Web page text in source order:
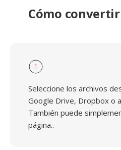
Cómo convertir
1
Seleccione los archivos
Google Drive, Dropbox o
También puede
página..